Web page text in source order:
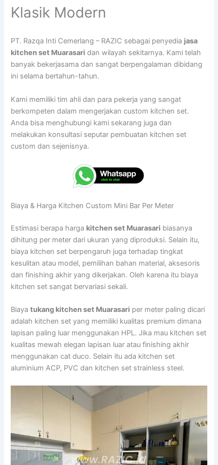
Klasik Modern
PT. Razqa Inti Cemerlang – RAZIC sebagai penyedia jasa
kitchen set Muarasari dan wilayah sekitarnya. Kami telah
banyak bekerjasama dan sangat berpengalaman dibidang
ini selama bertahun-tahun.
Kami memiliki tim ahli dan para pekerja yang sangat
berkompeten dalam mengerjakan custom kitchen set.
Anda bisa menghubungi kami sekarang juga dan
melakukan konsultasi seputar pembuatan kitchen set
custom dan sejenisnya.
Biaya & Harga Kitchen Custom Mini Bar Per Meter
Estimasi berapa harga kitchen set Muarasari biasanya
dihitung per meter dari ukuran yang diproduksi. Selain itu,
biaya kitchen set berpengaruh juga terhadap tingkat
kesulitan atau model, pemilihan bahan material, aksesoris
dan finishing akhir yang dikerjakan. Oleh karena itu biaya
kitchen set sangat bervariasi sekali.
Biayatukang kitchen set Muarasari per meter paling dicari
adalah kitchen set yang memiliki kualitas premium dimana
lapisan paling luar menggunakan HPL. Jika mau kitchen set
kualitas mewah elegan lapisan luar atau finishing akhir
menggunakan cat duco. Selain itu ada kitchen set
aluminium ACP, PVC dan kitchen set strainless steel.